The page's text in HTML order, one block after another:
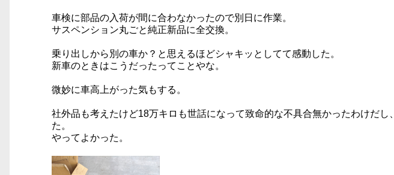
車検に部品の入荷が間に合わなかったので別日に作業。
サスペンション丸ごと純正新品に全交換。
乗り出しから別の車か？と思えるほどシャキッとしてて感動した。
新車のときはこうだったってことやな。
微妙に車高上がった気もする。
社外品も考えたけど18万キロも世話になって致命的な不具合無かったわけだ
た。
やってよかった。